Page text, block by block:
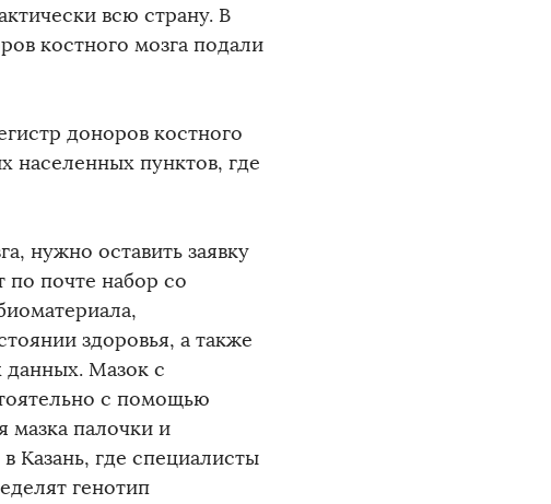
всю страну. В
костного мозга подали
доноров костного
населенных пунктов, где
нужно оставить заявку
по почте набор со
здоровья, а также
данных. Мазок с
с помощью
мазка палочки и
Казань, где специалисты
генотип